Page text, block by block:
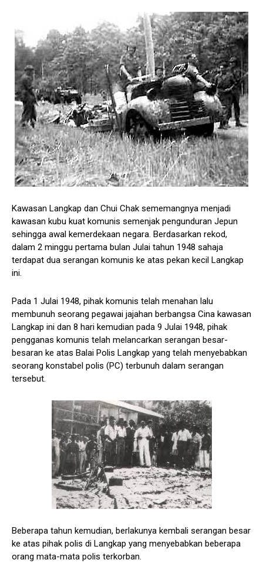
Kawasan Langkap dan Chui Chak sememangnya menjadi
kawasan kubu kuat komunis semenjak pengunduran Jepun
sehingga awal kemerdekaan negara. Berdasarkan rekod,
dalam 2 minggu pertama bulan Julai tahun 1948 sahaja
terdapat dua serangan komunis ke atas pekan kecil Langkap
ini.
Pada 1 Julai 1948, pihak komunis telah menahan lalu
membunuh seorang pegawai jajahan berbangsa Cina kawasan
Langkap ini dan 8 hari kemudian pada 9 Julai 1948, pihak
pengganas komunis telah melancarkan serangan besar-
besaran ke atas Balai Polis Langkap yang telah menyebabkan
seorang konstabel polis (PC) terbunuh dalam serangan
tersebut.
Beberapa tahun kemudian, berlakunya kembali serangan besar
ke atas pihak polis di Langkap yang menyebabkan beberapa
orang mata-mata polis terkorban.